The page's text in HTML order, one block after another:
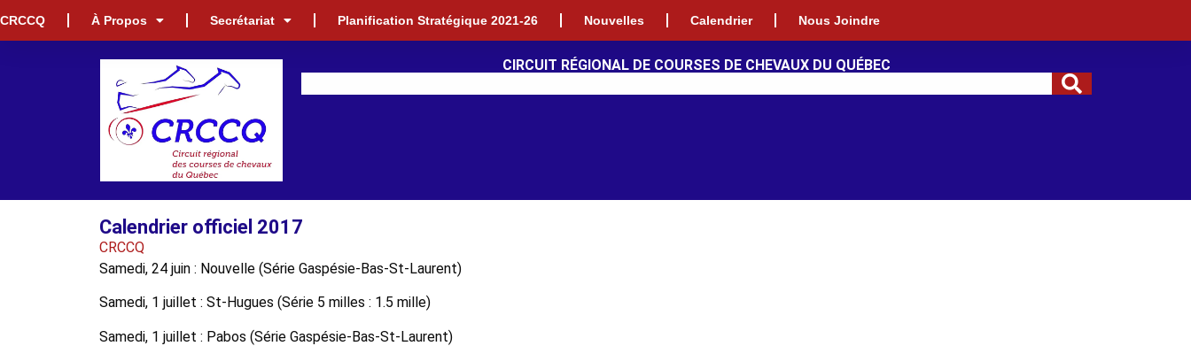
CRCCQ À Propos Secrétariat Planification Stratégique 2021-26 Nouvelles Calendrier Nous Joindre
CIRCUIT RÉGIONAL DE COURSES DE CHEVAUX DU QUÉBEC
Calendrier officiel 2017
CRCCQ
Samedi, 24 juin : Nouvelle (Série Gaspésie-Bas-St-Laurent)
Samedi, 1 juillet : St-Hugues (Série 5 milles : 1.5 mille)
Samedi, 1 juillet : Pabos (Série Gaspésie-Bas-St-Laurent)